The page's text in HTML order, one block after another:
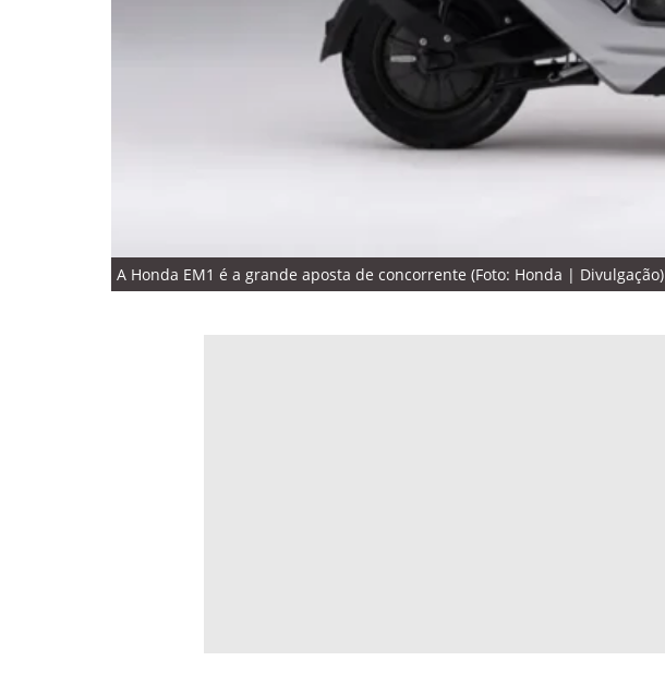
A Honda EM1 é a grande aposta de concorrente (Foto: Honda | Divulgação)